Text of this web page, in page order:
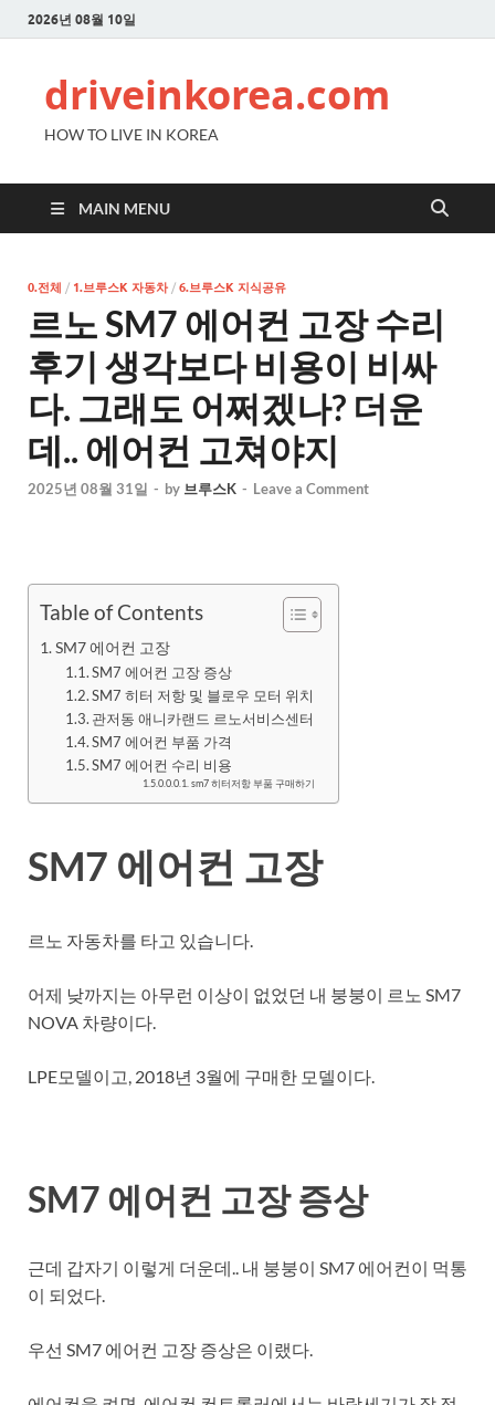
2026년 08월 10일
driveinkorea.com
HOW TO LIVE IN KOREA
MAIN MENU
0.전체 / 1.브루스K 자동차 / 6.브루스K 지식공유
르노 SM7 에어컨 고장 수리
후기 생각보다 비용이 비싸
다. 그래도 어쩌겠나? 더운
데.. 에어컨 고쳐야지
2025년 08월 31일 - by 브루스K - Leave a Comment
Table of Contents
SM7 에어컨 고장
SM7 에어컨 고장 증상
SM7 히터 저항 및 블로우 모터 위치
관저동 애니카랜드 르노서비스센터
SM7 에어컨 부품 가격
SM7 에어컨 수리 비용
sm7 히터저항 부품 구매하기
SM7 에어컨 고장
르노 자동차를 타고 있습니다.
어제 낮까지는 아무런 이상이 없었던 내 붕붕이 르노 SM7
NOVA 차량이다.
LPE모델이고, 2018년 3월에 구매한 모델이다.
SM7 에어컨 고장 증상
근데 갑자기 이렇게 더운데.. 내 붕붕이 SM7 에어컨이 먹통
이 되었다.
우선 SM7 에어컨 고장 증상은 이랬다.